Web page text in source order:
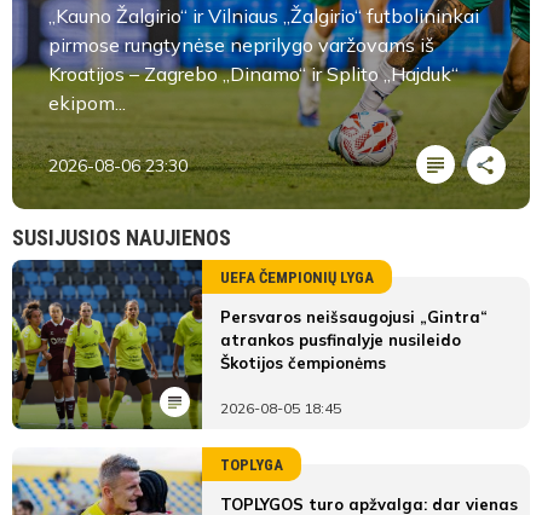
„Kauno Žalgirio“ ir Vilniaus „Žalgirio“ futbolininkai
pirmose rungtynėse neprilygo varžovams iš
Kroatijos – Zagrebo „Dinamo“ ir Splito „Hajduk“
ekipom...
2026-08-06 23:30
SUSIJUSIOS NAUJIENOS
UEFA ČEMPIONIŲ LYGA
Persvaros neišsaugojusi „Gintra“
atrankos pusfinalyje nusileido
Škotijos čempionėms
2026-08-05 18:45
TOPLYGA
TOPLYGOS turo apžvalga: dar vienas